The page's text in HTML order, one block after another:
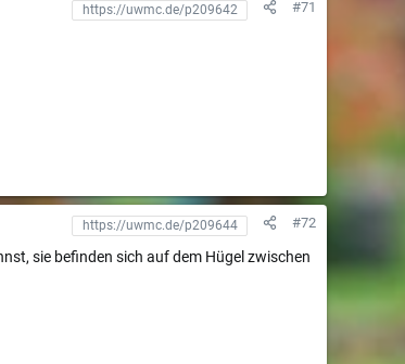
#71
#72
sie befinden sich auf dem Hügel zwischen